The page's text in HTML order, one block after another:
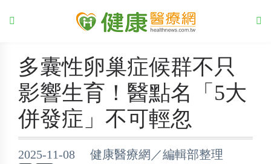
多囊性卵巢症候群不只
影響生育！醫點名「5大
併發症」不可輕忽
2025-11-08 健康醫療網／編輯部整理